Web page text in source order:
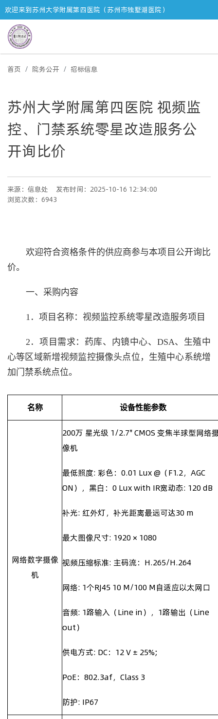
欢迎来到苏州大学附属第四医院（苏州市独墅湖医院）
首页 院务公开 招标信息
苏州大学附属第四医院 视频监
控、门禁系统零星改造服务公
开询比价
来源：信息处
发布时间：2025-10-16 12:34:00
浏览次数：6943
欢迎符合资格条件的供应商参与本项目公开询比
价。
一、采购内容
1．项目名称：视频监控系统零星改造服务项目
2．项目需求：药库、内镜中心、 DSA、生殖中
心等区域新增视频监控摄像头点位，生殖中心系统增
加门禁系统点位。
名称 设备性能参数
网络数字摄像
机
200万 星光级 1/2.7" CMOS 变焦半球型网络
像机
最低照度: 彩色： 0.01 Lux @ （F1.2， AGC
ON），黑白： 0 Lux with IR宽动态: 120 dB
补光: 红外灯，补光距离最远可达30 m
最大图像尺寸: 1920× 1080
视频压缩标准: 主码流： H.265/H.264
网络: 1个RJ45 10 M/100 M自适应以太网口
音频: 1路输入（Line in）， 1路输出（Line
out）
供电方式: DC： 12 V ± 25%;
PoE： 802.3af， Class 3
防护: IP67